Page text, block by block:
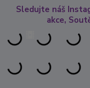
Sledujte náš
akce,